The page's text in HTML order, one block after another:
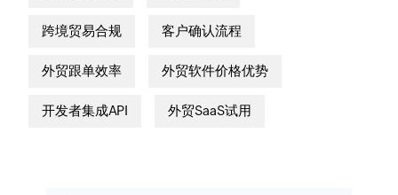
跨境贸易合规 客户确认流程
外贸跟单效率 外贸软件价格优势
开发者集成API 外贸SaaS试用